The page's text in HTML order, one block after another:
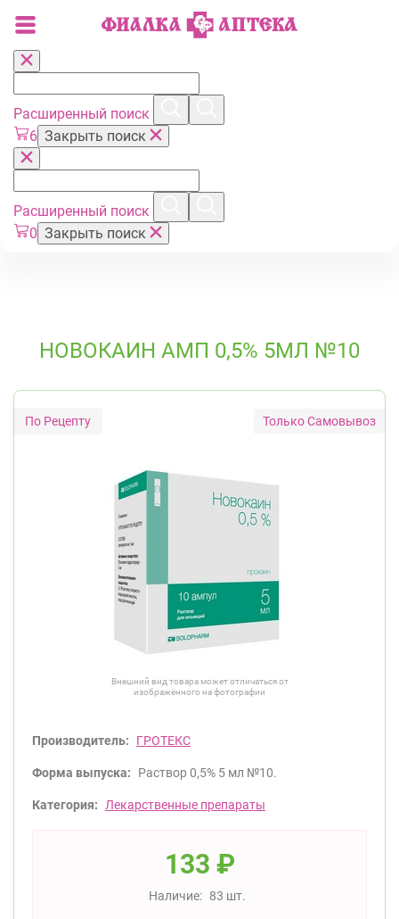
Расширенный поиск
6 Закрыть поиск
Расширенный поиск
0 Закрыть поиск
НОВОКАИН АМП 0,5% 5МЛ №10
Только Самовывоз
Внешний вид товара может отличаться от
изображённого на фотографии
Производитель: ГРОТЕКС
Форма выпуска: Раствор 0,5% 5 мл №10.
Категория: Лекарственные препараты
133 ₽
Наличие: 83 шт.